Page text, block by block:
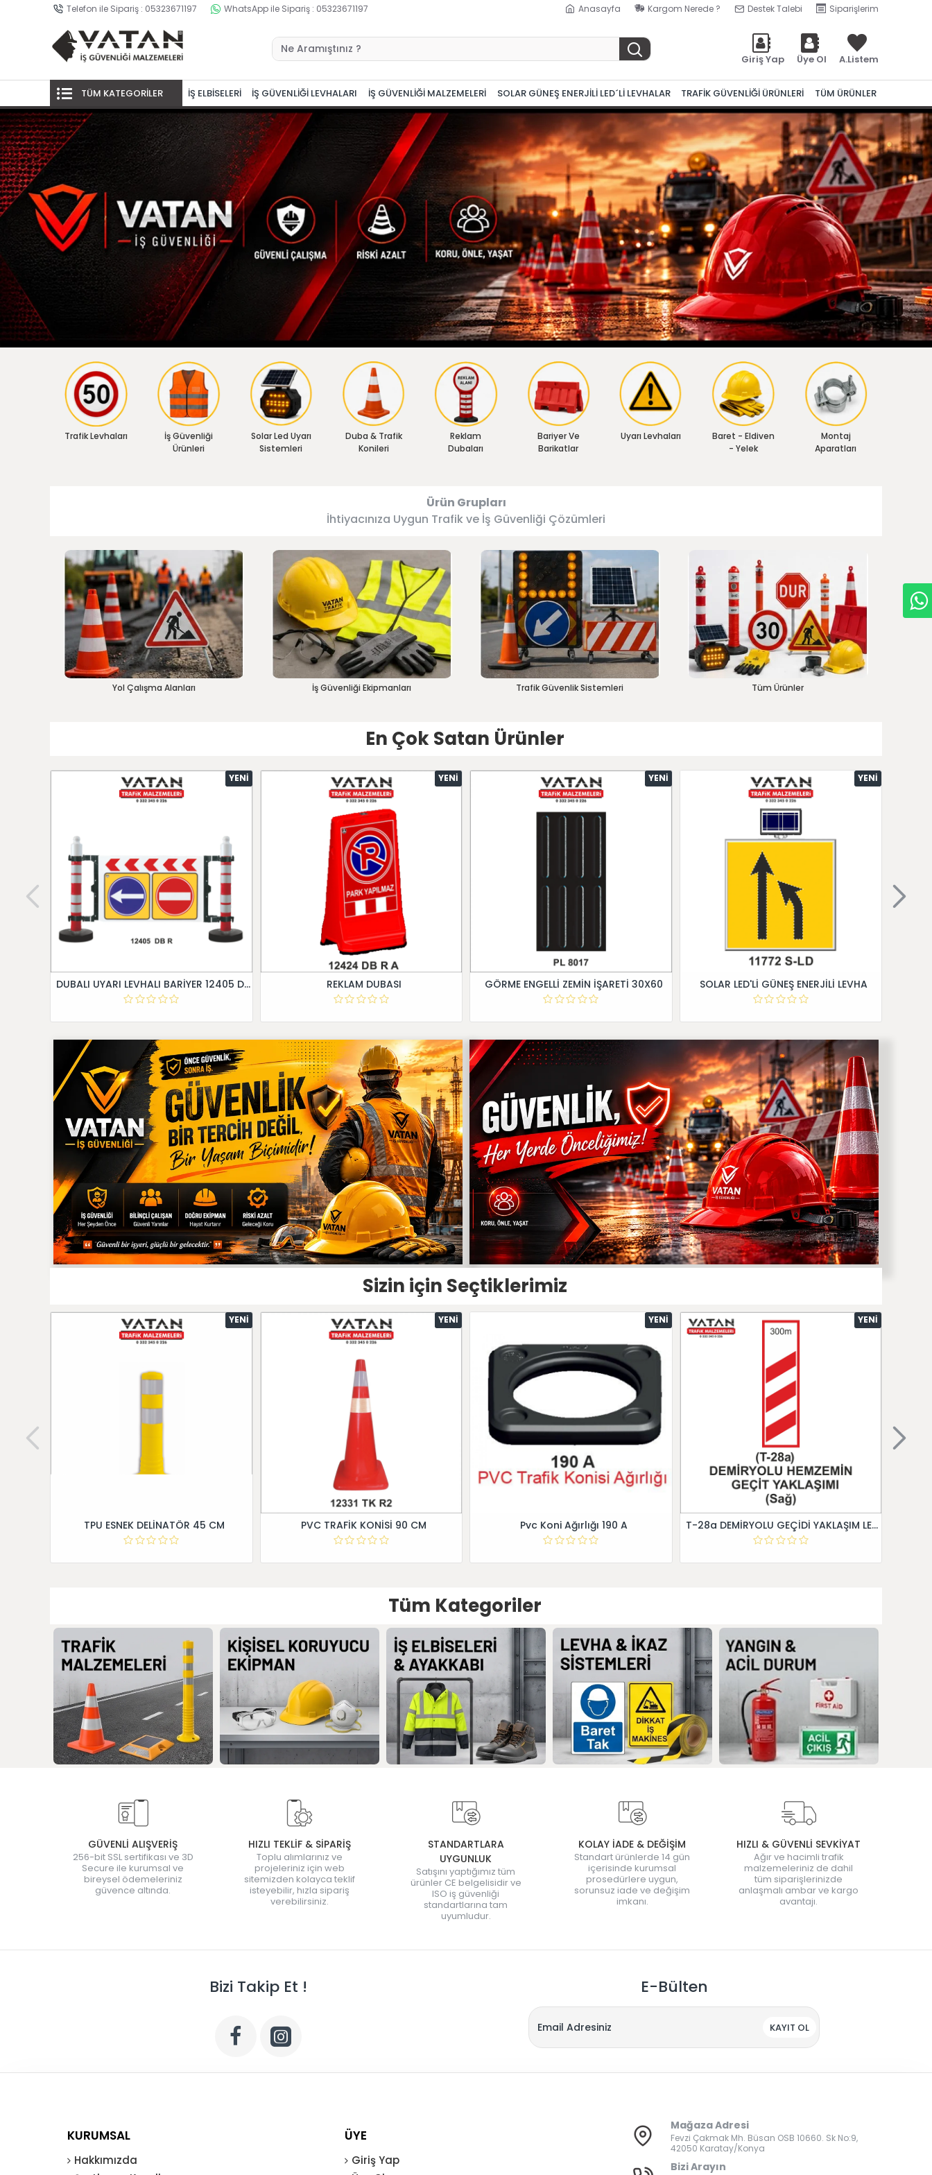
Telefon ile Sipariş : 05323671197 WhatsApp ile Sipariş : 05323671197 Anasayfa Kargom Nerede ? Destek Talebi Siparişlerim
Giriş Yap Üye Ol A.Listem
TÜM KATEGORİLER İŞ ELBİSELERİ İŞ GÜVENLİĞİ LEVHALARI İŞ GÜVENLİĞİ MALZEMELERİ SOLAR GÜNEŞ ENERJİLİ LED´Lİ LEVHALAR TRAFİK GÜVENLİĞİ ÜRÜNLERİ TÜM ÜRÜNLER
Trafik Levhaları
İş Güvenliği
Ürünleri
Solar Led Uyarı
Sistemleri
Duba & Trafik
Konileri
Reklam
Dubaları
Bariyer Ve
Barikatlar
Uyarı Levhaları
Baret - Eldiven
- Yelek
Montaj
Aparatları
Ürün Grupları
İhtiyacınıza Uygun Trafik ve İş Güvenliği Çözümleri
Yol Çalışma Alanları İş Güvenliği Ekipmanları Trafik Güvenlik Sistemleri Tüm Ürünler
En Çok Satan Ürünler
YENI
DUBALI UYARI LEVHALI BARİYER 12405 DB R
YENI
REKLAM DUBASI
YENI
GÖRME ENGELLİ ZEMİN İŞARETİ 30X60
YENI
SOLAR LED'Lİ GÜNEŞ ENERJİLİ LEVHA
Sizin için Seçtiklerimiz
YENI
TPU ESNEK DELİNATÖR 45 CM
YENI
PVC TRAFİK KONİSİ 90 CM
YENI
Pvc Koni Ağırlığı 190 A
YENI
T-28a DEMİRYOLU GEÇİDİ YAKLAŞIM LEVHALARI (Sağ)
Tüm Kategoriler
GÜVENLİ ALIŞVERİŞ
256-bit SSL sertifikası ve 3D
Secure ile kurumsal ve
bireysel ödemeleriniz
güvence altında.
HIZLI TEKLİF & SİPARİŞ
Toplu alımlarınız ve
projeleriniz için web
sitemizden kolayca teklif
isteyebilir, hızla sipariş
verebilirsiniz.
STANDARTLARA
UYGUNLUK
Satışını yaptığımız tüm
ürünler CE belgelisidir ve
ISO iş güvenliği
standartlarına tam
uyumludur.
KOLAY İADE & DEĞİŞİM
Standart ürünlerde 14 gün
içerisinde kurumsal
prosedürlere uygun,
sorunsuz iade ve değişim
imkanı.
HIZLI & GÜVENLİ SEVKİYAT
Ağır ve hacimli trafik
malzemeleriniz de dahil
tüm siparişlerinizde
anlaşmalı ambar ve kargo
avantajı.
Bizi Takip Et ! E-Bülten
KAYIT OL
KURUMSAL
Hakkımızda
ÜYE
Giriş Yap
Mağaza Adresi
Fevzi Çakmak Mh. Büsan OSB 10660. Sk No:9,
42050 Karatay/Konya
Bizi Arayın